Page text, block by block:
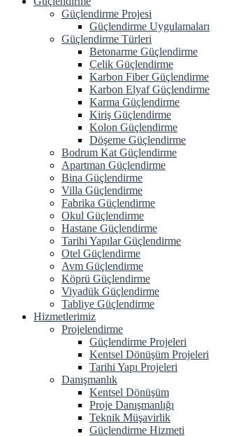
Güçlendirme Projesi
Güçlendirme Uygulamaları
Güçlendirme Türleri
Betonarme Güçlendirme
Çelik Güçlendirme
Karbon Fiber Güçlendirme
Karbon Elyaf Güçlendirme
Karma Güçlendirme
Kiriş Güçlendirme
Kolon Güçlendirme
Döşeme Güçlendirme
Bodrum Kat Güçlendirme
Apartman Güçlendirme
Bina Güçlendirme
Villa Güçlendirme
Fabrika Güçlendirme
Okul Güçlendirme
Hastane Güçlendirme
Tarihi Yapılar Güçlendirme
Otel Güçlendirme
Avm Güçlendirme
Köprü Güçlendirme
Viyadük Güçlendirme
Tabliye Güçlendirme
Hizmetlerimiz
Projelendirme
Güçlendirme Projeleri
Kentsel Dönüşüm Projeleri
Tarihi Yapı Projeleri
Danışmanlık
Kentsel Dönüşüm
Proje Danışmanlığı
Teknik Müşavirlik
Güçlendirme Hizmeti